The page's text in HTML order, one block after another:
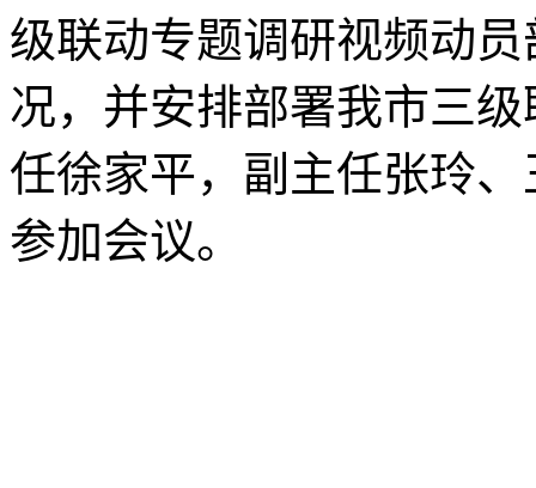
级联动专题调研视频动
况，并安排部署我市三
任徐家平，副主任张玲
参加会议。